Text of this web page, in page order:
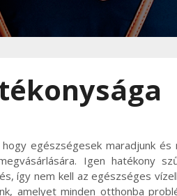
egészségesek maradjunk és
Igen hatékony
így nem kell az egészséges
amelyet minden otthonba